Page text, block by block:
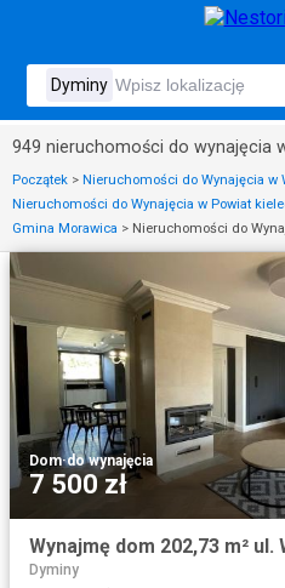
949 nieruchomości do wynajęcia
Początek > Nieruchomości do Wynajęcia w
Nieruchomości do Wynajęcia w Powiat
Gmina Morawica > Nieruchomości do
Dom·do wynajęcia
7 500 zł
Wynajmę dom 202,73 m² ul.
Dyminy